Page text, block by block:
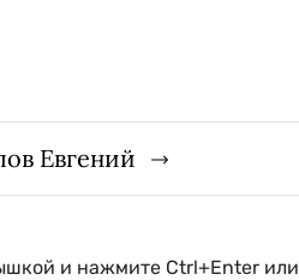
Евгений
и нажмите Ctrl+Enter или